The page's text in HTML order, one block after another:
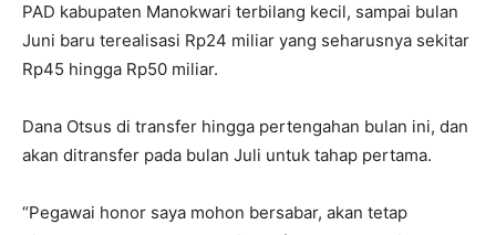
PAD kabupaten Manokwari terbilang kecil, sampai bulan
Juni baru terealisasi Rp24 miliar yang seharusnya sekitar
Rp45 hingga Rp50 miliar.
Dana Otsus di transfer hingga pertengahan bulan ini, dan
akan ditransfer pada bulan Juli untuk tahap pertama.
“Pegawai honor saya mohon bersabar, akan tetap